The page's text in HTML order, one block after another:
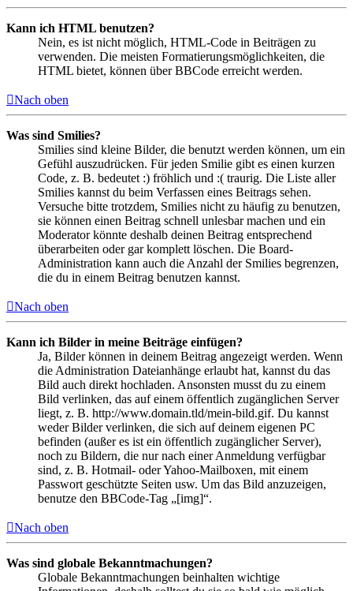
Kann ich HTML benutzen?
Nein, es ist nicht möglich, HTML-Code in Beiträgen zu
verwenden. Die meisten Formatierungsmöglichkeiten, die
HTML bietet, können über BBCode erreicht werden.
Nach oben
Was sind Smilies?
Smilies sind kleine Bilder, die benutzt werden können, um ein
Gefühl auszudrücken. Für jeden Smilie gibt es einen kurzen
Code, z. B. bedeutet :) fröhlich und :( traurig. Die Liste aller
Smilies kannst du beim Verfassen eines Beitrags sehen.
Versuche bitte trotzdem, Smilies nicht zu häufig zu benutzen,
sie können einen Beitrag schnell unlesbar machen und ein
Moderator könnte deshalb deinen Beitrag entsprechend
überarbeiten oder gar komplett löschen. Die Board-
Administration kann auch die Anzahl der Smilies begrenzen,
die du in einem Beitrag benutzen kannst.
Nach oben
Kann ich Bilder in meine Beiträge einfügen?
Ja, Bilder können in deinem Beitrag angezeigt werden. Wenn
die Administration Dateianhänge erlaubt hat, kannst du das
Bild auch direkt hochladen. Ansonsten musst du zu einem
Bild verlinken, das auf einem öffentlich zugänglichen Server
liegt, z. B. http://www.domain.tld/mein-bild.gif. Du kannst
weder Bilder verlinken, die sich auf deinem eigenen PC
befinden (außer es ist ein öffentlich zugänglicher Server),
noch zu Bildern, die nur nach einer Anmeldung verfügbar
sind, z. B. Hotmail- oder Yahoo-Mailboxen, mit einem
Passwort geschützte Seiten usw. Um das Bild anzuzeigen,
benutze den BBCode-Tag „[img]“.
Nach oben
Was sind globale Bekanntmachungen?
Globale Bekanntmachungen beinhalten wichtige